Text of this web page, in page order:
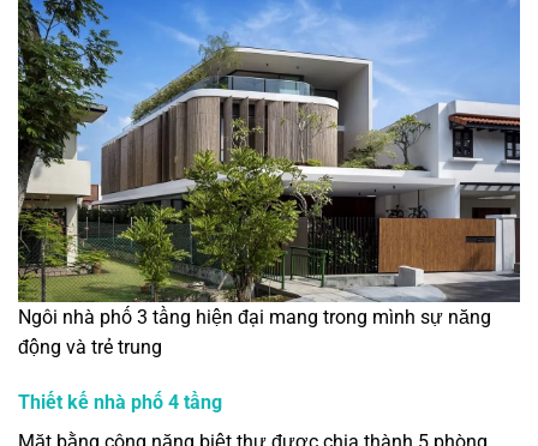
Ngôi nhà phố 3 tầng hiện đại mang trong mình sự năng
động và trẻ trung
Thiết kế nhà phố 4 tầng